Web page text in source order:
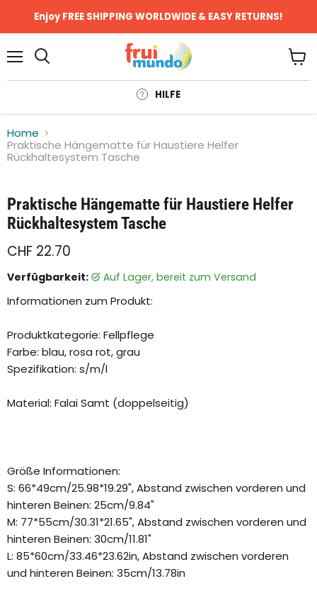
Enjoy FREE SHIPPING WORLDWIDE & EASY RETURNS!
HILFE
Home
Praktische Hängematte für Haustiere Helfer
Rückhaltesystem TascheKlicken oder scrollen, um zu Zoomen
Praktische Hängematte für Haustiere Helfer
Rückhaltesystem Tasche
CHF 22.70
Verfügbarkeit: auf Lager, bereit zum Versand
Informationen zum Produkt:
Produktkategorie: Fellpflege
Farbe: blau, rosa rot, grau
Spezifikation: s/m/l
Material: Falai Samt (doppelseitig)
Größe Informationen:
S: 66*49cm/25.98*19.29", Abstand zwischen vorderen und
hinteren Beinen: 25cm/9.84"
M: 77*55cm/30.31*21.65", Abstand zwischen vorderen und
hinteren Beinen: 30cm/11.81"
L: 85*60cm/33.46*23.62in, Abstand zwischen vorderen
und hinteren Beinen: 35cm/13.78in